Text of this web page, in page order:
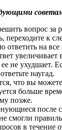
вопрос за
переходите к
ответить на все
увеличивает
не ухудшает.
наугад.
что вы
больше
позже.
после
смогли
в течение